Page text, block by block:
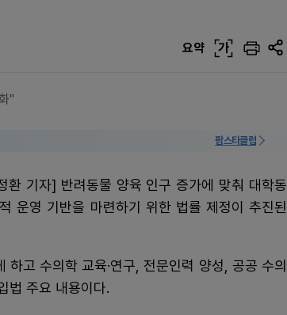
요약 가
"
팜스타클럽
환 기자] 반려동물 양육 인구 증가에 맞춰 대학동
운영 기반을 마련하기 위한 법률 제정이 추진된
고 수의학 교육·연구, 전문인력 양성, 공공 수의
법 주요 내용이다.